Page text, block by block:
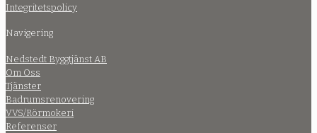
Integritetspolicy
Navigering
Nedstedt Byggtjänst AB
Om Oss
Tjänster
Badrumsrenovering
VVS/Rörmokeri
Referenser